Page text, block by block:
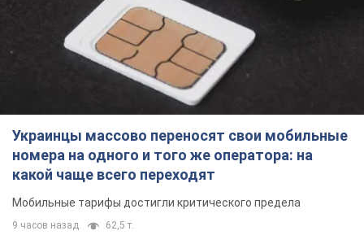
62,5 т.
Украинцев планируют отселять из
квартир: "слуга народа" рассказала,
кто будет принимать решение о
Зачем жилища украинцев хотят сносить
10 часов назад 57,7 т.
Украинцы массово покупают
дорогие новые авто: сколько стоит